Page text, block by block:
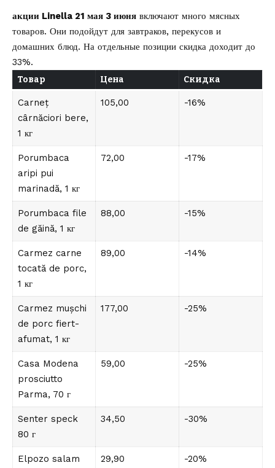
акции Linella 21 мая 3 июня включают много мясных
товаров. Они подойдут для завтраков, перекусов и
домашних блюд. На отдельные позиции скидка доходит до
33%.
Товар Цена Скидка
Carneț
cârnăciori bere,
1 кг
105,00 -16%
Porumbaca
aripi pui
marinadă, 1 кг
72,00 -17%
Porumbaca file
de găină, 1 кг
88,00 -15%
Carmez carne
tocată de porc,
1 кг
89,00 -14%
Carmez mușchi
de porc fiert-
afumat, 1 кг
177,00 -25%
Casa Modena
prosciutto
Parma, 70 г
59,00 -25%
Senter speck
80 г
34,50 -30%
Elpozo salam
29,90 -20%